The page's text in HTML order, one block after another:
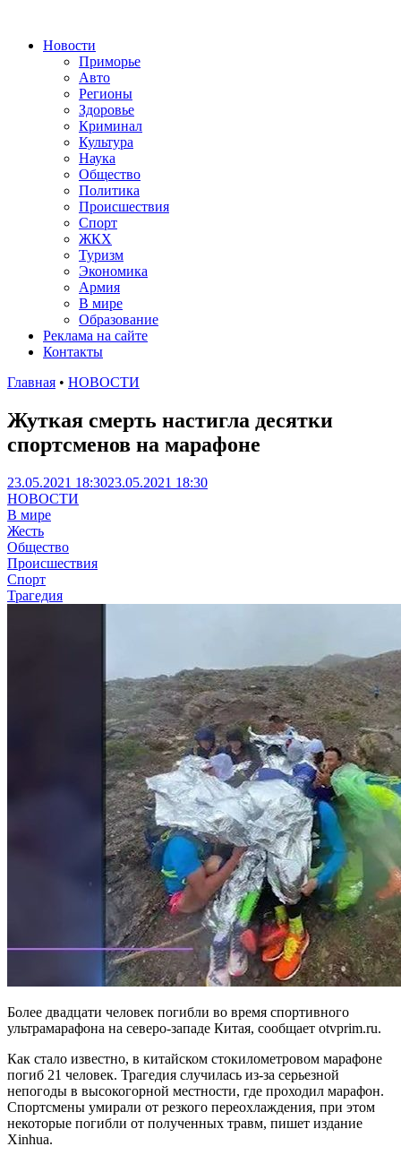
Новости
Приморье
Авто
Регионы
Здоровье
Криминал
Культура
Наука
Общество
Политика
Происшествия
Спорт
ЖКХ
Туризм
Экономика
Армия
В мире
Образование
Реклама на сайте
Контакты
Главная • НОВОСТИ
Жуткая смерть настигла десятки
спортсменов на марафоне
23.05.2021 18:3023.05.2021 18:30
НОВОСТИ
В мире
Жесть
Общество
Происшествия
Спорт
Трагедия
Более двадцати человек погибли во время спортивного
ультрамарафона на северо-западе Китая, сообщает otvprim.ru.
Как стало известно, в китайском стокилометровом марафоне
погиб 21 человек. Трагедия случилась из-за серьезной
непогоды в высокогорной местности, где проходил марафон.
Спортсмены умирали от резкого переохлаждения, при этом
некоторые погибли от полученных травм, пишет издание
Xinhua.